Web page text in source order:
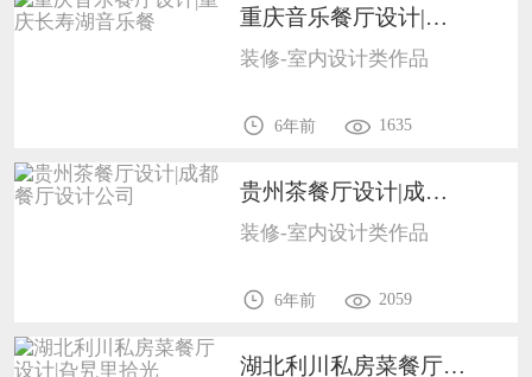
重庆音乐餐厅设计|重庆长寿湖音乐餐1702
装修-室内设计类作品
6年前 1635
贵州茶餐厅设计|成都餐厅设计公司1702
装修-室内设计类作品
6年前 2059
湖北利川私房菜餐厅设计|旮旯里拾光1702